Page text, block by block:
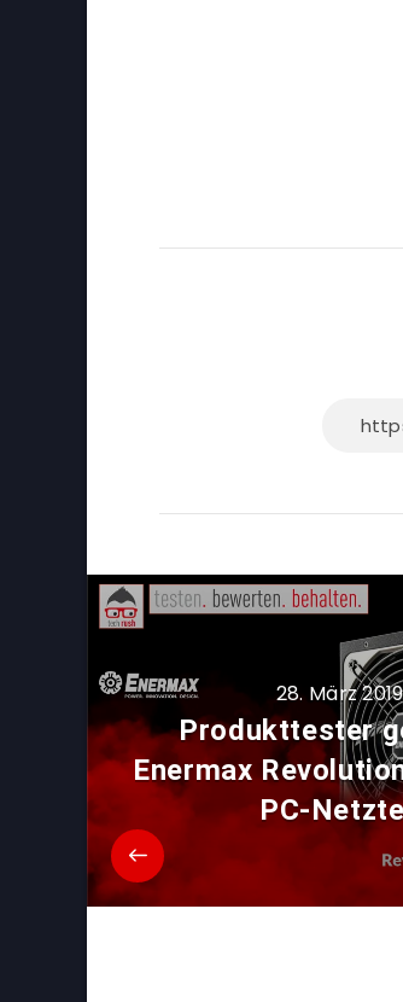
28. März 2019
Produkttester
Enermax
PC-